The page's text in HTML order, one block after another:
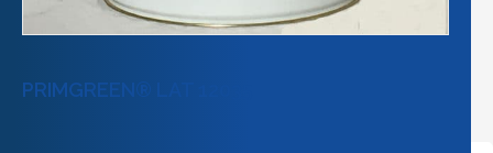
PRIMGREEN® LAT 12035